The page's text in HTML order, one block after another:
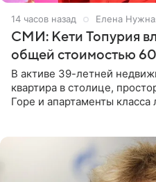
14 часов назад Елена
СМИ: Кети Топурия
общей стоимостью
В активе 39-летней
квартира в столице,
Горе и апартаменты